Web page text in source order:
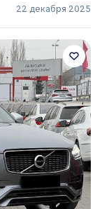
22 декабря 2025